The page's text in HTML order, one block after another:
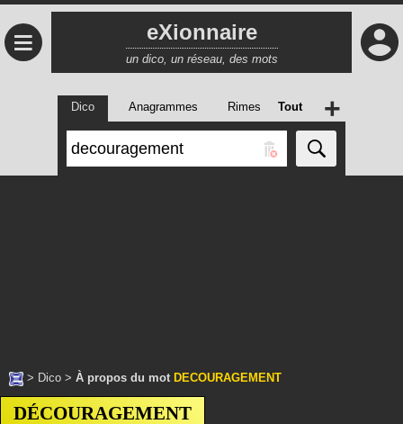
≡ eXionnaire
un dico, un réseau, des mots
Dico Anagrammes Rimes Tout +
> Dico > À propos du mot DECOURAGEMENT
DÉCOURAGEMENT